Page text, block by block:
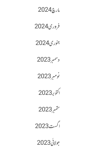
مارچ 2024
فروری 2024
جنوری 2024
دسمبر 2023
نومبر 2023
اکتوبر 2023
ستمبر 2023
اگست 2023
جولائی 2023